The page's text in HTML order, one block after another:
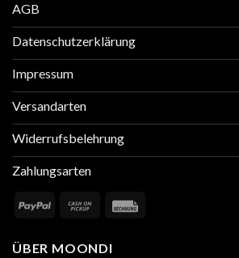
AGB
Datenschutzerklärung
Impressum
Versandarten
Widerrufsbelehrung
Zahlungsarten
ÜBER MOONDI